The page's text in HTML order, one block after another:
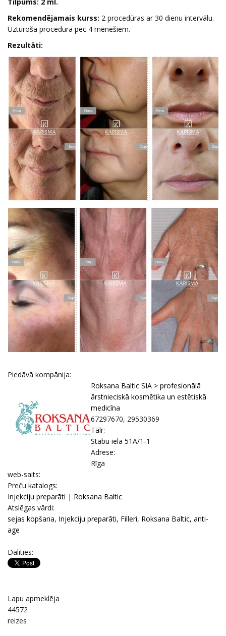
Rekomendējamais kurss: 2 procedūras ar 30 dienu intervālu.
Uzturoša procedūra pēc 4 mēnešiem.
Rezultāti:
Piedāvā kompānija:
Roksana Baltic SIA > profesionālā
ārstnieciskā kosmētika un estētiskā
medicīna
67297670, 29530369
Tālr:
Stabu iela 51A/1-1
Adrese:
Rīga
web-saits:
Prеču katalogs:
Injekciju preparāti | Roksana Baltic
Atslēgas vārdi:
sejas kopšana, Injekciju preparāti, Filleri, Roksana Baltic, anti-
age
Dalīties:
Lapu apmeklēja
44572
reizes